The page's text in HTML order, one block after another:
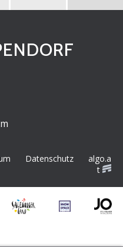
t
r
Datenschutz
algo.a
t